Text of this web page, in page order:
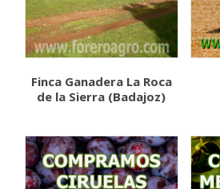
Finca Ganadera La Roca
de la Sierra (Badajoz)